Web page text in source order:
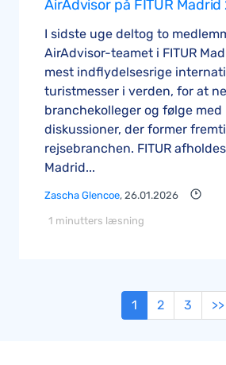
AirAdvisor på FITUR
I sidste uge deltog to
AirAdvisor-teamet i FITUR
mest indflydelsesrige
turistmesser i verden, for at
branchekolleger og følge med
diskussioner, der former
rejsebranchen. FITUR
Madrid...
Zascha Glencoe, 26.01.2026
1 minutters læsning
1 2 3 >>